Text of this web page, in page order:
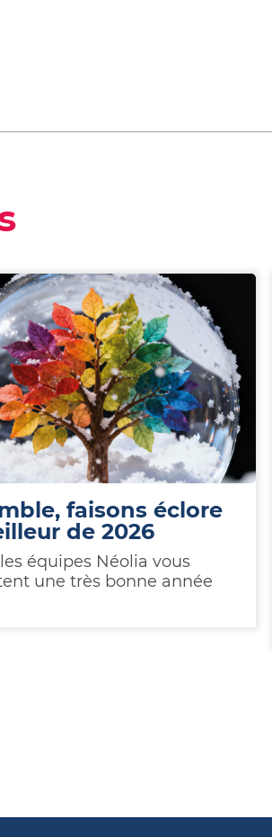
faisons éclore
de 2026
équipes Néolia vous
une très bonne année